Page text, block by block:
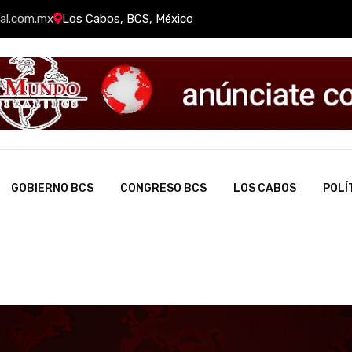
Los Cabos, BCS, México
GOBIERNO BCS CONGRESO BCS LOS CABOS